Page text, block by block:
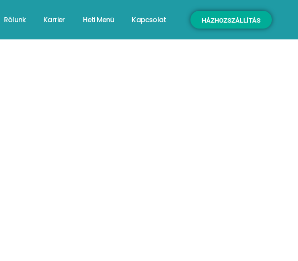
Rólunk Karrier Heti Menü Kapcsolat HÁZHOZSZÁLLÍTÁS